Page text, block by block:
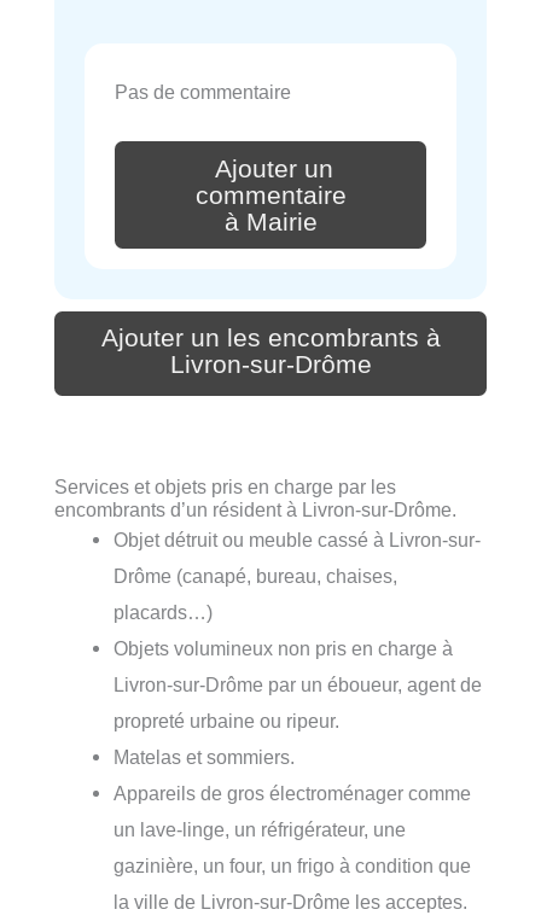
Pas de commentaire
Ajouter un
commentaire
à Mairie
Ajouter un les encombrants à
Livron-sur-Drôme
Services et objets pris en charge par les
encombrants d’un résident à Livron-sur-Drôme.
Objet détruit ou meuble cassé à Livron-sur-
Drôme (canapé, bureau, chaises,
placards…)
Objets volumineux non pris en charge à
Livron-sur-Drôme par un éboueur, agent de
propreté urbaine ou ripeur.
Matelas et sommiers.
Appareils de gros électroménager comme
un lave-linge, un réfrigérateur, une
gazinière, un four, un frigo à condition que
la ville de Livron-sur-Drôme les acceptes.